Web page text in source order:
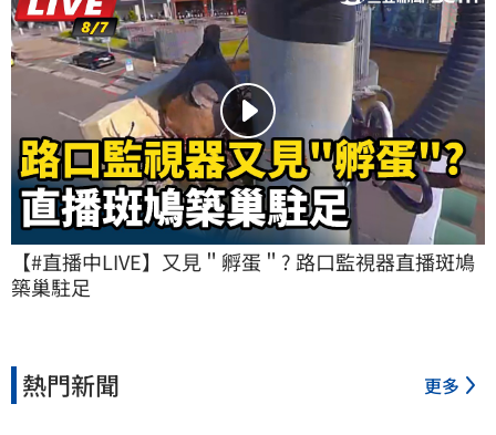
【#直播中LIVE】又見＂孵蛋＂? 路口監視器直播斑鳩
築巢駐足
熱門新聞 更多